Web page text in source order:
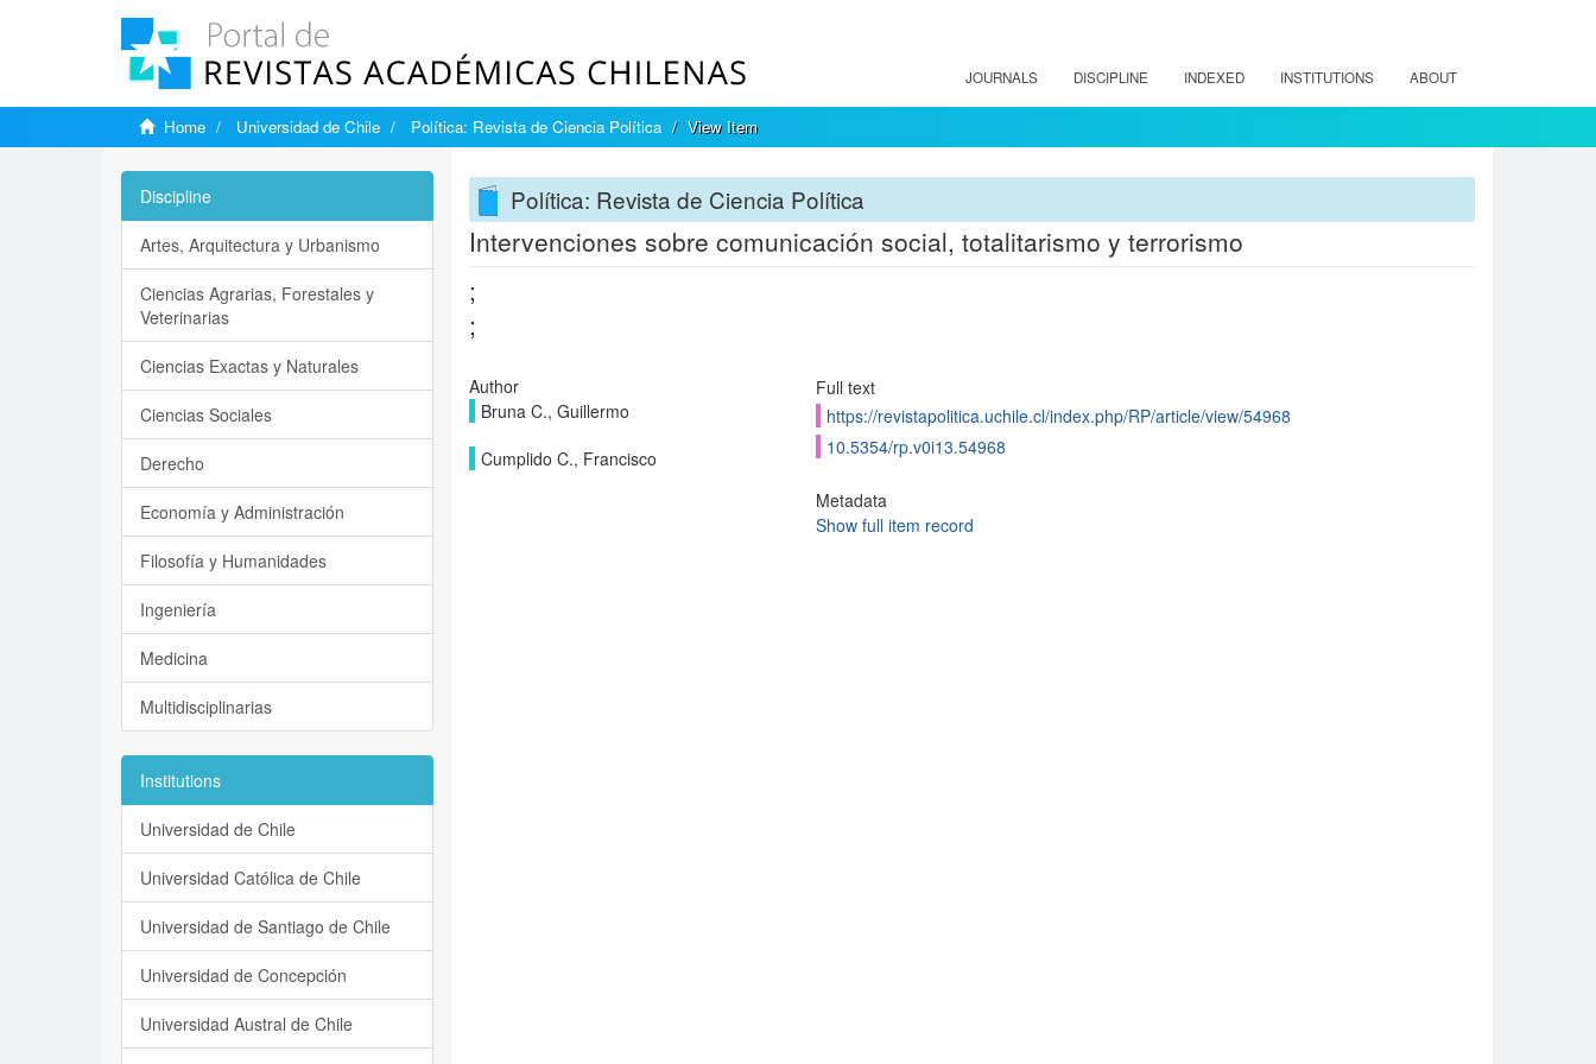
JOURNALS DISCIPLINE INDEXED INSTITUTIONS ABOUT
Home Universidad de Chile Política: Revista de Ciencia Política View Item
Política: Revista de Ciencia Política
Intervenciones sobre comunicación social, totalitarismo y terrorismo
;
;
Author
Bruna C., Guillermo
Cumplido C., Francisco
Full text
https://revistapolitica.uchile.cl/index.php/RP/article/view/54968
10.5354/rp.v0i13.54968
Metadata
Show full item record
Discipline
Artes, Arquitectura y Urbanismo
Ciencias Agrarias, Forestales y
Veterinarias
Ciencias Exactas y Naturales
Ciencias Sociales
Derecho
Economía y Administración
Filosofía y Humanidades
Ingeniería
Medicina
Multidisciplinarias
Institutions
Universidad de Chile
Universidad Católica de Chile
Universidad de Santiago de Chile
Universidad de Concepción
Universidad Austral de Chile